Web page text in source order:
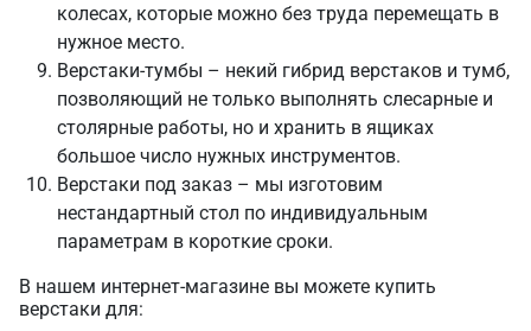
колесах, которые можно без труда перемещать в
нужное место.
Верстаки-тумбы – некий гибрид верстаков и тумб,
позволяющий не только выполнять слесарные и
столярные работы, но и хранить в ящиках
большое число нужных инструментов.
Верстаки под заказ – мы изготовим
нестандартный стол по индивидуальным
параметрам в короткие сроки.
В нашем интернет-магазине вы можете купить
верстаки для: